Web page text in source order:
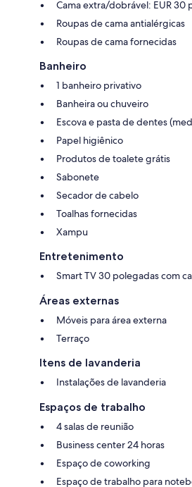
Cama extra/dobrável: EUR 30
Roupas de cama antialérgicas
Roupas de cama fornecidas
Banheiro
1 banheiro privativo
Banheira ou chuveiro
Escova e pasta de dentes
Papel higiênico
Produtos de toalete grátis
Sabonete
Secador de cabelo
Toalhas fornecidas
Xampu
Entretenimento
Smart TV 30 polegadas com
Áreas externas
Móveis para área externa
Terraço
Itens de lavanderia
Instalações de lavanderia
Espaços de trabalho
4 salas de reunião
Business center 24 horas
Espaço de coworking
Espaço de trabalho para